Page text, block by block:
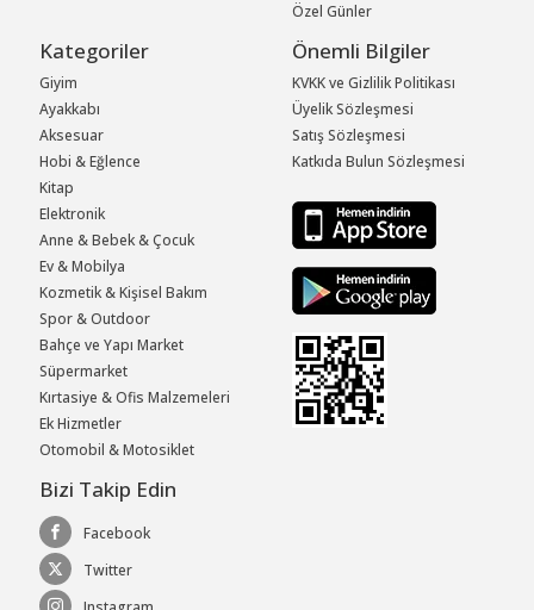
Özel Günler
Kategoriler
Giyim
Ayakkabı
Aksesuar
Hobi & Eğlence
Kitap
Elektronik
Anne & Bebek & Çocuk
Ev & Mobilya
Kozmetik & Kişisel Bakım
Spor & Outdoor
Bahçe ve Yapı Market
Süpermarket
Kırtasiye & Ofis Malzemeleri
Ek Hizmetler
Otomobil & Motosiklet
Önemli Bilgiler
KVKK ve Gizlilik Politikası
Üyelik Sözleşmesi
Satış Sözleşmesi
Katkıda Bulun Sözleşmesi
Bizi Takip Edin
Facebook
Twitter